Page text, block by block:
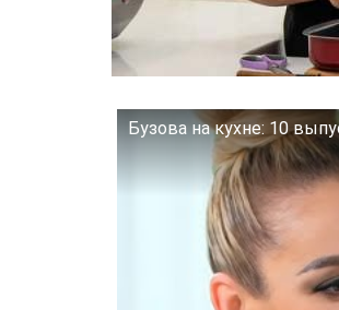
Бузова на кухне: 10